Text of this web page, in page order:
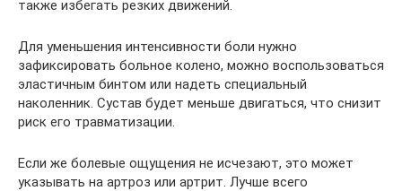
также избегать резких движений.
Для уменьшения интенсивности боли нужно
зафиксировать больное колено, можно воспользоваться
эластичным бинтом или надеть специальный
наколенник. Сустав будет меньше двигаться, что снизит
риск его травматизации.
Если же болевые ощущения не исчезают, это может
указывать на артроз или артрит. Лучше всего